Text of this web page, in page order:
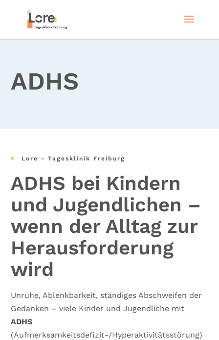
ADHS
 Lore - Tagesklinik Freiburg
ADHS bei Kindern
und Jugendlichen –
wenn der Alltag zur
Herausforderung
wird
Unruhe, Ablenkbarkeit, ständiges Abschweifen der
Gedanken – viele Kinder und Jugendliche mit
ADHS
(Aufmerksamkeitsdefizit-/Hyperaktivitätsstörung)